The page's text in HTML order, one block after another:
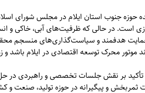
حوزه جنوب استان ایلام در مجلس شورای
است. در حالی که ظرفیت‌های آبی، خاکی و
هدفمند و سیاست‌گذاری‌های منسجم
موتور محرک توسعه اقتصادی در ایلام باشد و
تأکید بر نقش جلسات تخصصی و راهبردی در حل
ثمربخش و پیگیرانه در حوزه تولید، صنعت و